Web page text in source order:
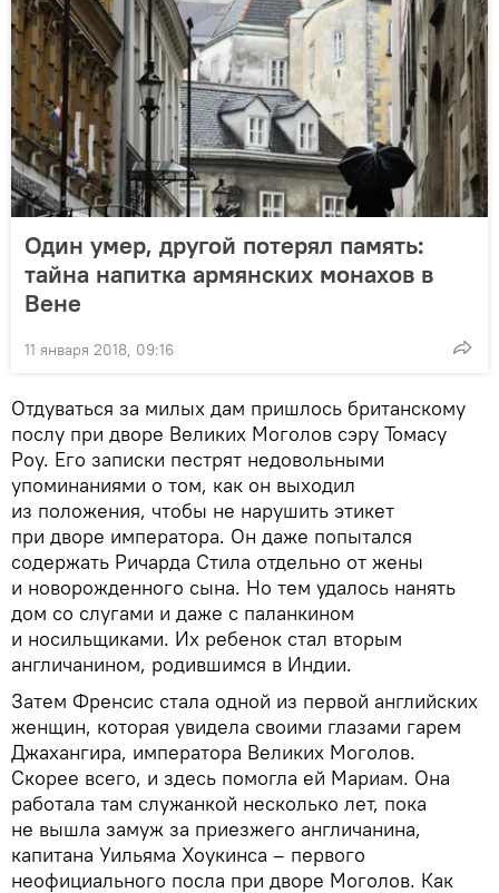
Один умер, другой потерял память:
тайна напитка армянских монахов в
Вене
11 января 2018, 09:16
Отдуваться за милых дам пришлось британскому
послу при дворе Великих Моголов сэру Томасу
Роу. Его записки пестрят недовольными
упоминаниями о том, как он выходил
из положения, чтобы не нарушить этикет
при дворе императора. Он даже попытался
содержать Ричарда Стила отдельно от жены
и новорожденного сына. Но тем удалось нанять
дом со слугами и даже с паланкином
и носильщиками. Их ребенок стал вторым
англичанином, родившимся в Индии.
Затем Френсис стала одной из первой английских
женщин, которая увидела своими глазами гарем
Джахангира, императора Великих Моголов.
Скорее всего, и здесь помогла ей Мариам. Она
работала там служанкой несколько лет, пока
не вышла замуж за приезжего англичанина,
капитана Уильяма Хоукинса – первого
неофициального посла при дворе Моголов. Как